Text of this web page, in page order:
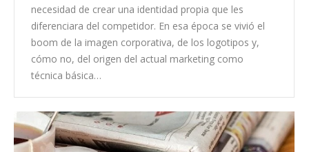
necesidad de crear una identidad propia que les
diferenciara del competidor. En esa época se vivió el
boom de la imagen corporativa, de los logotipos y,
cómo no, del origen del actual marketing como
técnica básica…